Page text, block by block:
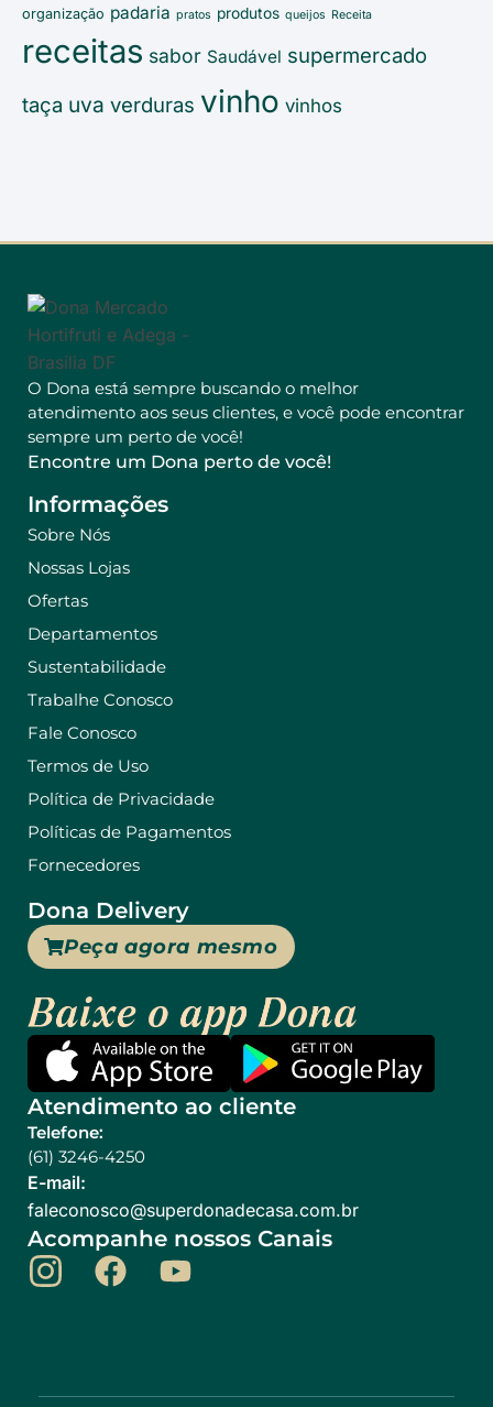
organização padaria pratos produtos queijos Receita
receitas sabor Saudável supermercado
taça uva verduras vinho vinhos
O Dona está sempre buscando o melhor
atendimento aos seus clientes, e você pode encontrar
sempre um perto de você!
Encontre um Dona perto de você!
Informações
Sobre Nós
Nossas Lojas
Ofertas
Departamentos
Sustentabilidade
Trabalhe Conosco
Fale Conosco
Termos de Uso
Política de Privacidade
Políticas de Pagamentos
Fornecedores
Dona Delivery
Peça agora mesmo
Atendimento ao cliente
Telefone:
(61) 3246-4250
E-mail:
rb.moc.asacedanodrepus
@ocsonocelaf
Acompanhe nossos Canais